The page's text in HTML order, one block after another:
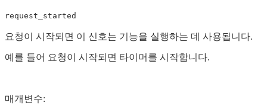
request_started
요청이 시작되면 이 신호는 기능을 실행하는 데 사용됩니다.
예를 들어 요청이 시작되면 타이머를 시작합니다.
매개변수: